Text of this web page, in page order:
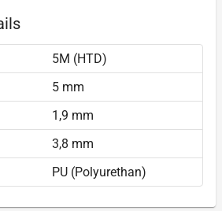
5M (HTD)
5 mm
1,9 mm
3,8 mm
PU (Polyurethan)